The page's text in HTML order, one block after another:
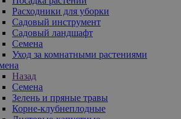
Расходники для уборки
Садовый инструмент
Садовый ландшафт
Семена
Уход за комнатными растениями
Назад
Семена
Зелень и пряные травы
Корне-клубнеплодные